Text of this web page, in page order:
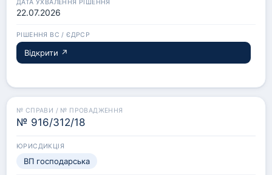
кількісного критерію наявності виключної правової
проблеми, а посилання на значну кількість таких
справ само по собі не свідчить про наявність
виключної правової проблеми.
22.07.2026
Відкрити ↗
ВП господарська
№ 916/312/18